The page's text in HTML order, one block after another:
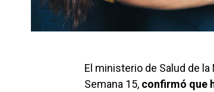
El ministerio de Salud de
Semana 15, confirmó que